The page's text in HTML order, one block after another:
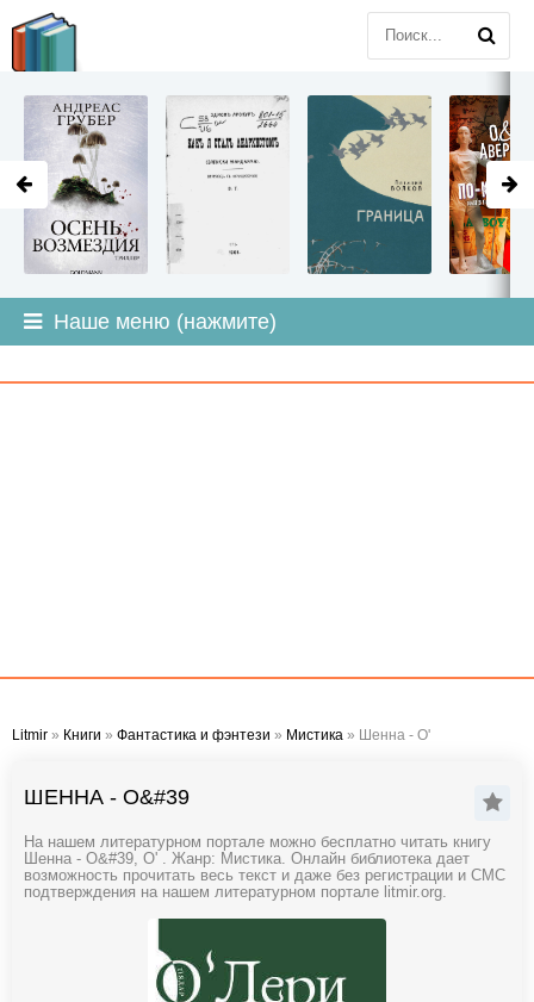
Наше меню (нажмите)
Litmir » Книги » Фантастика и фэнтези » Мистика » Шенна - О'
ШЕННА - О&#39
На нашем литературном портале можно бесплатно читать книгу
Шенна - О&#39, О' . Жанр: Мистика. Онлайн библиотека дает
возможность прочитать весь текст и даже без регистрации и СМС
подтверждения на нашем литературном портале litmir.org.
LITMIR.ORG